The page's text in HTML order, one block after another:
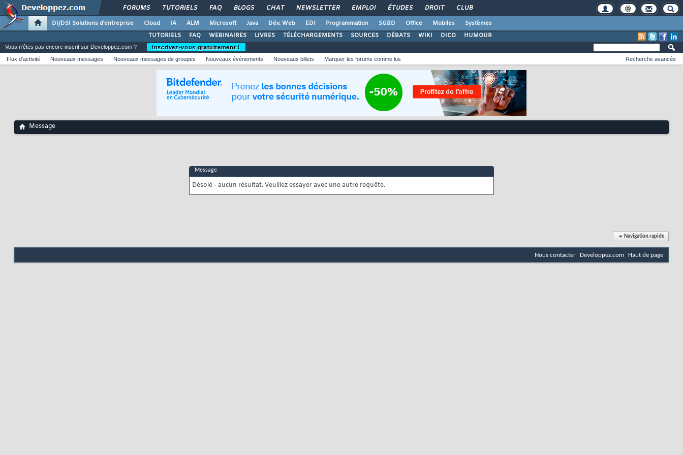
FORUMS TUTORIELS FAQ BLOGS CHAT NEWSLETTER EMPLOI ÉTUDES DROIT CLUB
DI/DSI Solutions d'entreprise Cloud IA ALM Microsoft Java Dév. Web EDI Programmation SGBD Office Mobiles
Systèmes
TUTORIELS
FAQ WEBINAIRES LIVRES TÉLÉCHARGEMENTS SOURCES DÉBATS WIKI DICO HUMOUR
Vous n'êtes pas encore inscrit sur Developpez.com ?
Inscrivez-vous gratuitement !
Flux d'activité
Nouveaux messages Nouveaux messages de groupes Nouveaux événements Nouveaux billets Marquer les forums comme lus Recherche avancée
Message
Message
Désolé - aucun résultat. Veuillez essayer avec une autre requête.
Navigation rapide
Nous contacter Developpez.com Haut de page